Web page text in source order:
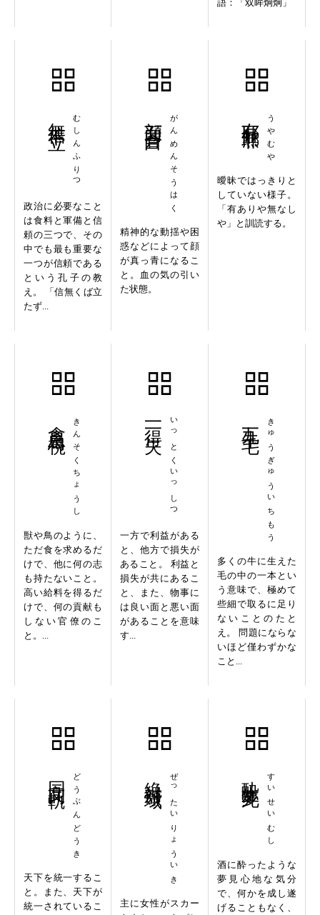
語：「双眸炯炯」
むしんふりつ
政治に必要なこと
は食料と軍備と信
頼の三つで、その
中でも最も重要な
一つが信頼である
という孔子の教
え。 「信無くば立
たず...
がんめんそうはく
精神的な動揺や困
惑などによって顔
が真っ青になるこ
と。血の気の引い
た状態。
うやむや
曖昧ではっきりと
していない様子。
「有ありや無なし
や」と訓読する。
きんそくちょうし
獣や鳥のように、
ただ食を求めるだ
けで、他に何の志
も持たないこと。
高い給料を得るだ
けで、何の貢献も
しない官僚のこ
と。...
いっとくいっしつ
一得一失
一方で利益がある
と、他方で損失が
あること。 利益と
損失が共にあるこ
と、また、物事に
は良い面と悪い面
があることを意味
す...
きゅうぎゅういちもう
多くの牛に生えた
毛の中の一本とい
う意味で、極めて
些細で取るに足り
ないことのたと
え。 問題にならな
いほど僅わずかな
こと...
どうぶんどうき
天下を統一するこ
と。また、天下が
統一されているこ
ぜったいりょういき
主に女性がスカー
すいせいむし
酒に酔ったような
夢見心地な気分
で、何かを成し遂
げることもなく、